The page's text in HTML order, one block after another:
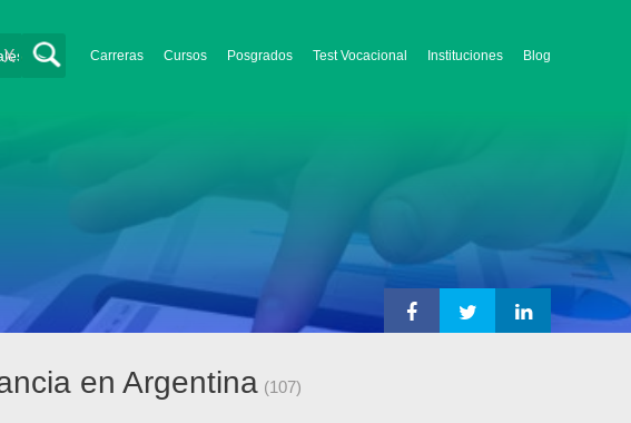
Carreras Cursos Posgrados Test Vocacional Instituciones Blog
X
en Argentina (107)